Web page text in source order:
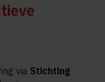
via Stichting